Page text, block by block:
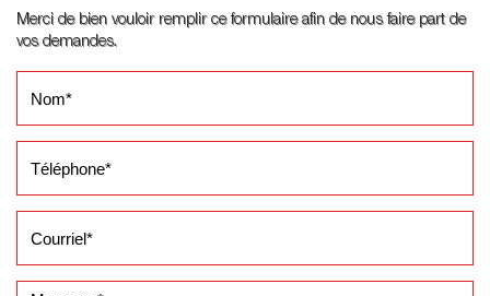
Merci de bien vouloir remplir ce formulaire afin de nous faire part de
vos demandes.